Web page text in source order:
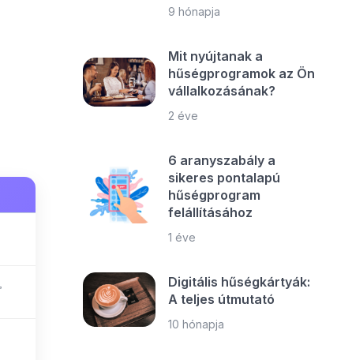
9 hónapja
Mit nyújtanak a
hűségprogramok az Ön
vállalkozásának?
2 éve
6 aranyszabály a
sikeres pontalapú
hűségprogram
felállításához
1 éve
Digitális hűségkártyák:
A teljes útmutató
10 hónapja